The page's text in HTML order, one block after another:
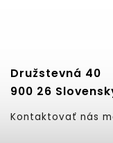
Družstevná 40
900 26
Kontaktovať nás